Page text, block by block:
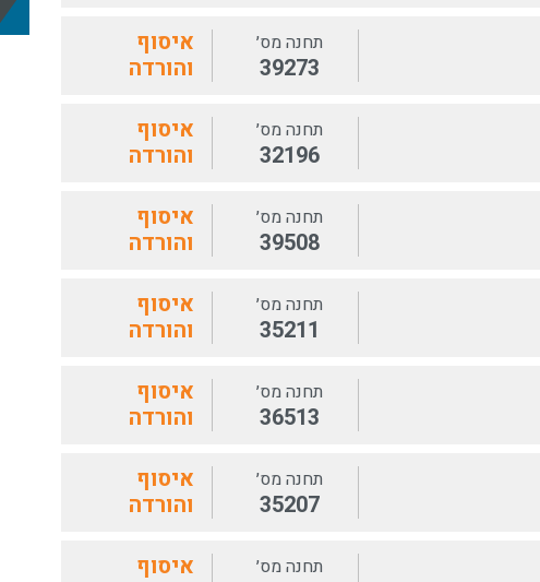
תחנה מס׳
39273
איסוף
והורדה
תחנה מס׳
32196
איסוף
והורדה
תחנה מס׳
39508
איסוף
והורדה
תחנה מס׳
35211
איסוף
והורדה
תחנה מס׳
36513
איסוף
והורדה
תחנה מס׳
35207
איסוף
והורדה
תחנה מס׳
איסוף